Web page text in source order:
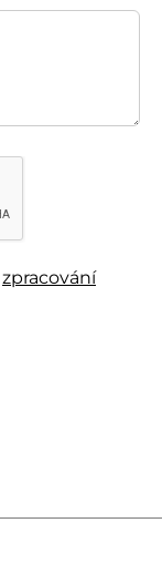
zpracování